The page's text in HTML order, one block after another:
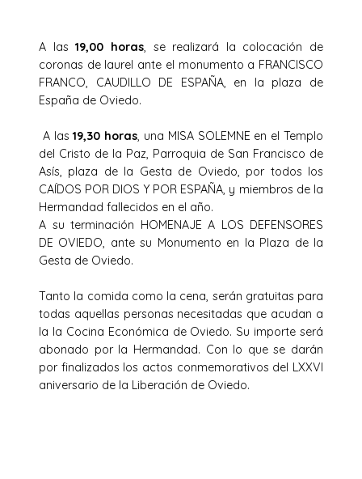
A las19,00 horas, se realizará la colocación de
coronas de laurel ante el monumento a FRANCISCO
FRANCO, CAUDILLO DE ESPAÑA, en la plaza de
España de Oviedo.
A las19,30 horas, una MISA SOLEMNE en el Templo
del Cristo de la Paz, Parroquia de San Francisco de
Asís, plaza de la Gesta de Oviedo, por todos los
CAÍDOS POR DIOS Y POR ESPAÑA, y miembros de la
Hermandad fallecidos en el año.
A su terminación HOMENAJE A LOS DEFENSORES
DE OVIEDO, ante su Monumento en la Plaza de la
Gesta de Oviedo.
Tanto la comida como la cena, serán gratuitas para
todas aquellas personas necesitadas que acudan a
la la Cocina Económica de Oviedo. Su importe será
abonado por la Hermandad. Con lo que se darán
por finalizados los actos conmemorativos del LXXVI
aniversario de la Liberación de Oviedo.